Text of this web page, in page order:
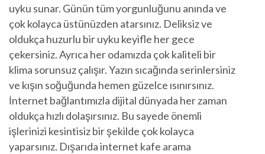
uyku sunar. Günün tüm yorgunluğunu anında ve
çok kolayca üstünüzden atarsınız. Deliksiz ve
oldukça huzurlu bir uyku keyifle her gece
çekersiniz. Ayrıca her odamızda çok kaliteli bir
klima sorunsuz çalışır. Yazın sıcağında serinlersiniz
ve kışın soğuğunda hemen güzelce ısınırsınız.
İnternet bağlantımızla dijital dünyada her zaman
oldukça hızlı dolaşırsınız. Bu sayede önemli
işlerinizi kesintisiz bir şekilde çok kolayca
yaparsınız. Dışarıda internet kafe arama